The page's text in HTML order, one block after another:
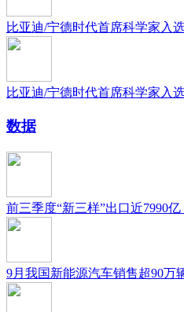
比亚迪/宁德时代首席科学家入
比亚迪/宁德时代首席科学家入
数据
前三季度“新三样”出口近7990
9月我国新能源汽车销售超90万